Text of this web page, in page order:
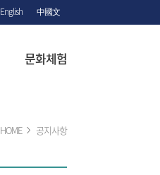
English 中國文
문화체험
HOME 공지사항